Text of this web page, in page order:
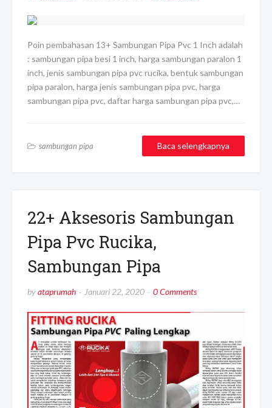
Poin pembahasan 13+ Sambungan Pipa Pvc 1 Inch adalah
: sambungan pipa besi 1 inch, harga sambungan paralon 1
inch, jenis sambungan pipa pvc rucika, bentuk sambungan
pipa paralon, harga jenis sambungan pipa pvc, harga
sambungan pipa pvc, daftar harga sambungan pipa pvc,…
sambungan pipa Baca selengkapnya
22+ Aksesoris Sambungan
Pipa Pvc Rucika,
Sambungan Pipa
byataprumah Januari 22, 2020 0 Comments